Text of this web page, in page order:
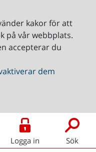
kakor för att
på vår webbplats.
accepterar du
dem
Logga in Sök